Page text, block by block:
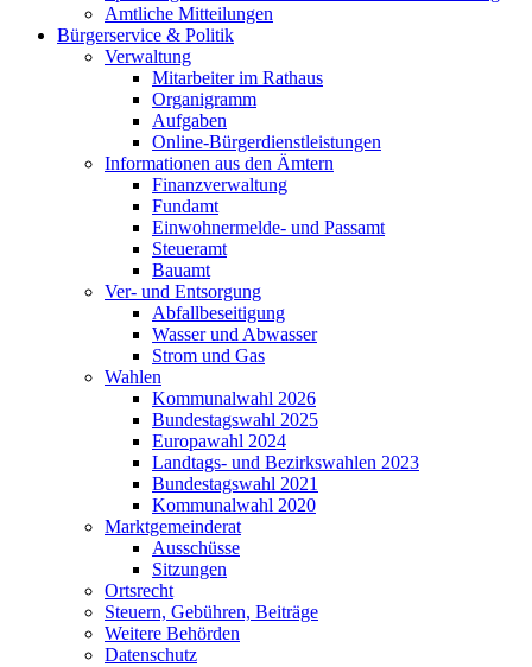
Amtliche Mitteilungen
Bürgerservice & Politik
Verwaltung
Mitarbeiter im Rathaus
Organigramm
Aufgaben
Online-Bürgerdienstleistungen
Informationen aus den Ämtern
Finanzverwaltung
Fundamt
Einwohnermelde- und Passamt
Steueramt
Bauamt
Ver- und Entsorgung
Abfallbeseitigung
Wasser und Abwasser
Strom und Gas
Wahlen
Kommunalwahl 2026
Bundestagswahl 2025
Europawahl 2024
Landtags- und Bezirkswahlen 2023
Bundestagswahl 2021
Kommunalwahl 2020
Marktgemeinderat
Ausschüsse
Sitzungen
Ortsrecht
Steuern, Gebühren, Beiträge
Weitere Behörden
Datenschutz